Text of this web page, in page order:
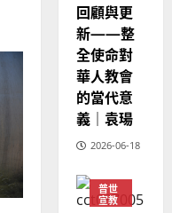
芳
2025-
02-
20
回顧與更
新——整
全使命對
華人教會
的當代意
義｜袁瑒
2026-06-18
普世
宣教